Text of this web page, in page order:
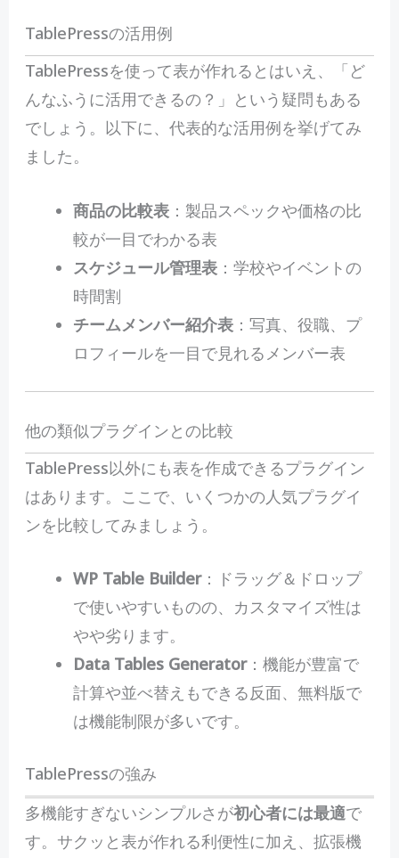
TablePressの活用例
TablePressを使って表が作れるとはいえ、「ど
んなふうに活用できるの？」という疑問もある
でしょう。以下に、代表的な活用例を挙げてみ
ました。
商品の比較表：製品スペックや価格の比
較が一目でわかる表
スケジュール管理表：学校やイベントの
時間割
チームメンバー紹介表：写真、役職、プ
ロフィールを一目で見れるメンバー表
他の類似プラグインとの比較
TablePress以外にも表を作成できるプラグイン
はあります。ここで、いくつかの人気プラグイ
ンを比較してみましょう。
WP Table Builder：ドラッグ＆ドロップ
で使いやすいものの、カスタマイズ性は
やや劣ります。
Data Tables Generator：機能が豊富で
計算や並べ替えもできる反面、無料版で
は機能制限が多いです。
TablePressの強み
多機能すぎないシンプルさが初心者には最適で
す。サクッと表が作れる利便性に加え、拡張機